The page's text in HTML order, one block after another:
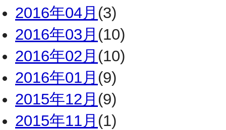
2016年04月 (3)
2016年03月 (10)
2016年02月 (10)
2016年01月 (9)
2015年12月 (9)
2015年11月 (1)